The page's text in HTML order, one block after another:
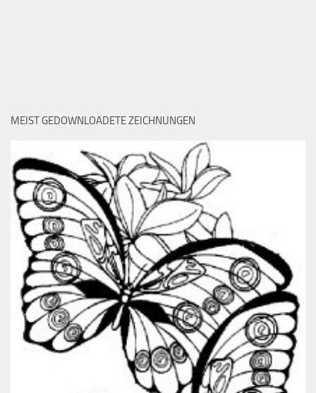
MEIST GEDOWNLOADETE ZEICHNUNGEN